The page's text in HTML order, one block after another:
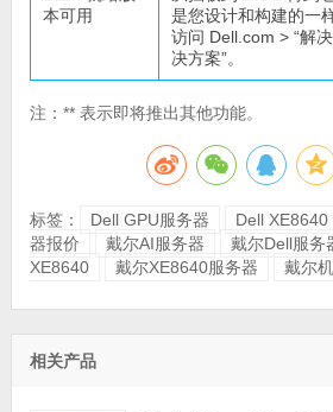
本可用
是您设计和构建的一
访问 Dell.com > “解
决方案”。
注：** 表示即将推出其他功能。
标签： Dell GPU服务器 Dell XE8640
器报价
戴尔AI服务器 戴尔Dell服务
XE8640
戴尔XE8640服务器 戴尔
相关产品